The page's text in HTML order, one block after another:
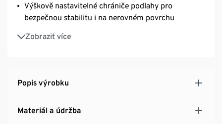
Výškově nastavitelné chrániče podlahy pro
bezpečnou stabilitu i na nerovném povrchu
Zobrazit více
Z olejovaného akáciového dřeva s certifikací FSC®
Popis výrobku
Materiál a údržba